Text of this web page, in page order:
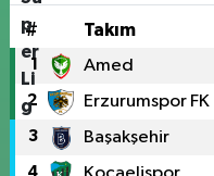
# Takım
1 Amed
2 Erzurumspor FK
3 Başakşehir
4